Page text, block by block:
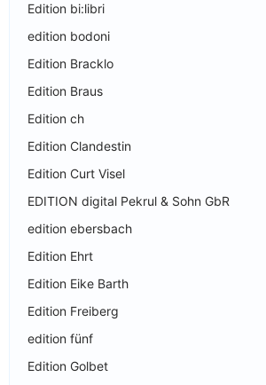
Edition bi:libri
edition bodoni
Edition Bracklo
Edition Braus
Edition ch
Edition Clandestin
Edition Curt Visel
EDITION digital Pekrul & Sohn GbR
edition ebersbach
Edition Ehrt
Edition Eike Barth
Edition Freiberg
edition fünf
Edition Golbet